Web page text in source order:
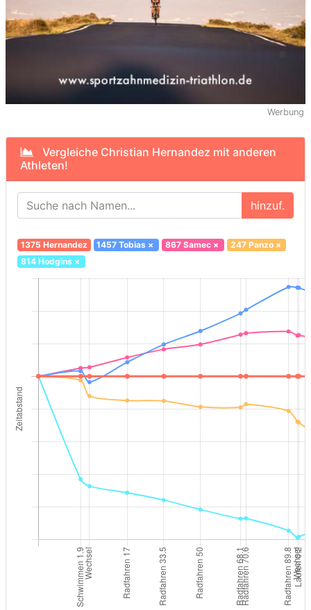
Werbung
Vergleiche Christian Hernandez mit anderen
Athleten!
hinzuf.
1375 Hernandez 1457 Tobias × 867 Samec× 247 Panzo×
814 Hodgins×